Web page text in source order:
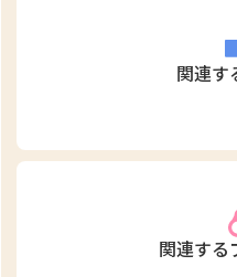
関連す
関連する